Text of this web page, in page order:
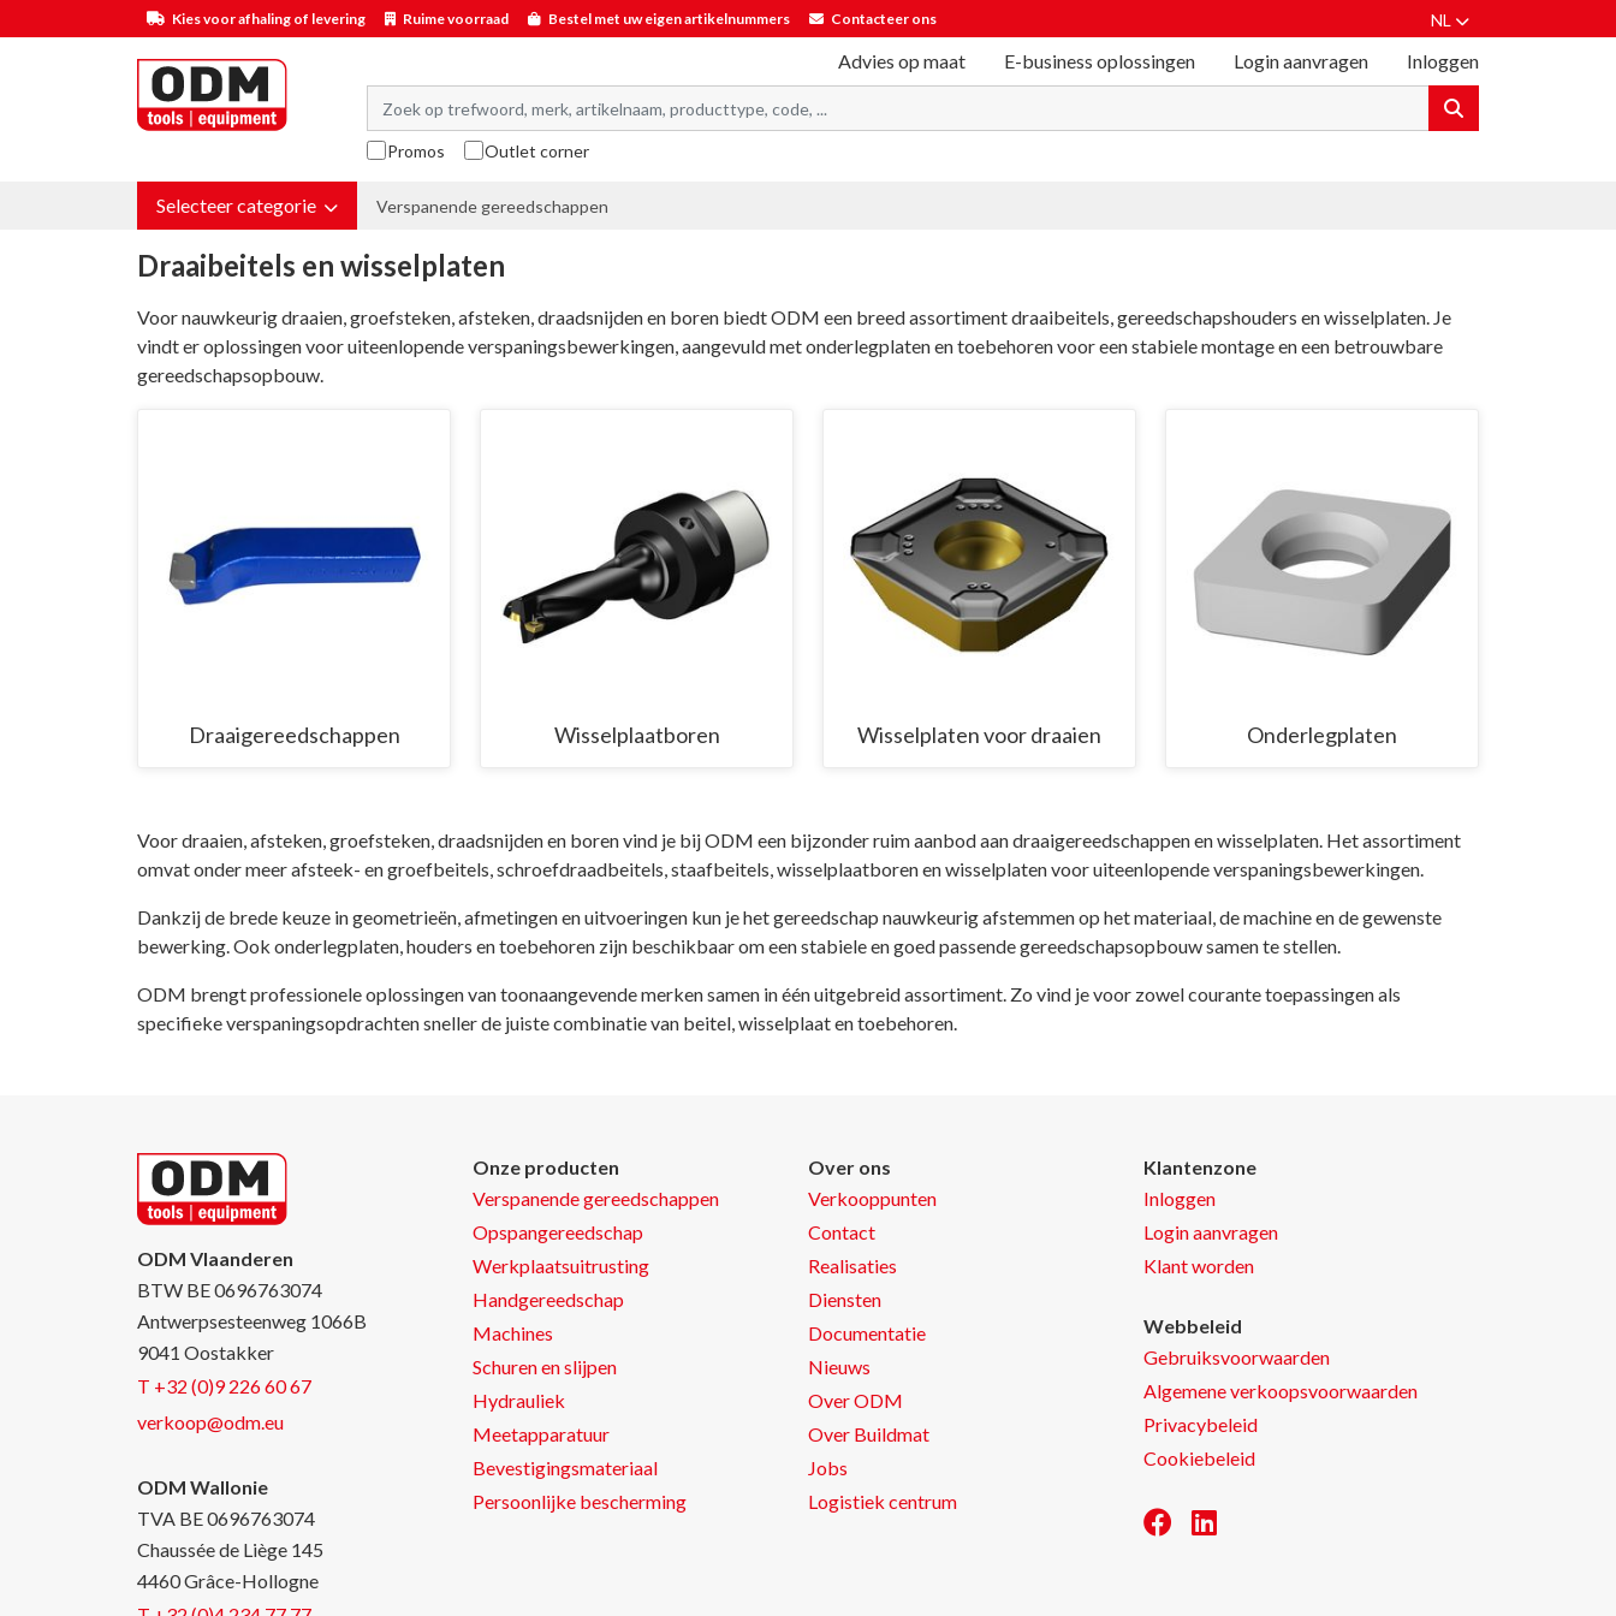
Kies voor afhaling of levering Ruime voorraad Bestel met uw eigen artikelnummers Contacteer ons NL
Advies op maat E-business oplossingen Login aanvragen Inloggen
Promos Outlet corner
Selecteer categorie Verspanende gereedschappen
Draaibeitels en wisselplaten
Voor nauwkeurig draaien, groefsteken, afsteken, draadsnijden en boren biedt ODM een breed assortiment draaibeitels, gereedschapshouders en wisselplaten. Je
vindt er oplossingen voor uiteenlopende verspaningsbewerkingen, aangevuld met onderlegplaten en toebehoren voor een stabiele montage en een betrouwbare
gereedschapsopbouw.
Draaigereedschappen Wisselplaatboren Wisselplaten voor draaien Onderlegplaten
Voor draaien, afsteken, groefsteken, draadsnijden en boren vind je bij ODM een bijzonder ruim aanbod aan draaigereedschappen en wisselplaten. Het assortiment
omvat onder meer afsteek- en groefbeitels, schroefdraadbeitels, staafbeitels, wisselplaatboren en wisselplaten voor uiteenlopende verspaningsbewerkingen.
Dankzij de brede keuze in geometrieën, afmetingen en uitvoeringen kun je het gereedschap nauwkeurig afstemmen op het materiaal, de machine en de gewenste
bewerking. Ook onderlegplaten, houders en toebehoren zijn beschikbaar om een stabiele en goed passende gereedschapsopbouw samen te stellen.
ODM brengt professionele oplossingen van toonaangevende merken samen in één uitgebreid assortiment. Zo vind je voor zowel courante toepassingen als
specifieke verspaningsopdrachten sneller de juiste combinatie van beitel, wisselplaat en toebehoren.
ODM Vlaanderen
BTW BE 0696763074
Antwerpsesteenweg 1066B
9041 Oostakker
T +32 (0)9 226 60 67
verkoop@odm.eu
ODM Wallonie
TVA BE 0696763074
Chaussée de Liège 145
4460 Grâce-Hollogne
Onze producten
Verspanende gereedschappen
Opspangereedschap
Werkplaatsuitrusting
Handgereedschap
Machines
Schuren en slijpen
Hydrauliek
Meetapparatuur
Bevestigingsmateriaal
Persoonlijke bescherming
Over ons
Verkooppunten
Contact
Realisaties
Diensten
Documentatie
Nieuws
Over ODM
Over Buildmat
Jobs
Logistiek centrum
Klantenzone
Inloggen
Login aanvragen
Klant worden
Webbeleid
Gebruiksvoorwaarden
Algemene verkoopsvoorwaarden
Privacybeleid
Cookiebeleid